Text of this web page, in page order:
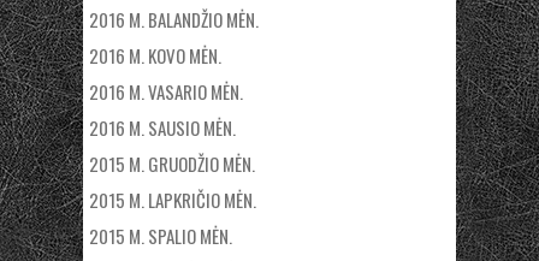
2016 M. BALANDŽIO MĖN.
2016 M. KOVO MĖN.
2016 M. VASARIO MĖN.
2016 M. SAUSIO MĖN.
2015 M. GRUODŽIO MĖN.
2015 M. LAPKRIČIO MĖN.
2015 M. SPALIO MĖN.